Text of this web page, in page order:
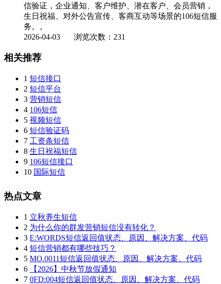
信验证，企业通知、客户维护、潜在客户、会员营销，
生日祝福、对外公告宣传、客商互动等场景的106短信服
务。。
2026-04-03 浏览次数：231
相关推荐
1 短信接口
2 短信平台
3 营销短信
4 106短信
5 视频短信
6 短信验证码
7 工资条短信
8 生日祝福短信
9 106短信接口
10 国际短信
热点文章
1 立秋养生短信
2 为什么你的群发营销短信没有转化？
3 E:WORDS短信返回值状态、原因、解决方案、代码
4 短信营销都有哪些技巧？
5 MO.0011短信返回值状态、原因、解决方案、代码
6
【2026】中秋节放假通知
7 0FD:004短信返回值状态、原因、解决方案、代码